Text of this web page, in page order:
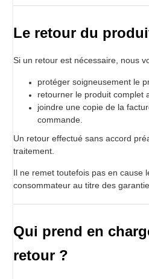
Le retour du
Si un retour est nécessaire, nous
protéger soigneusement le
retourner le produit complet
joindre une copie de la
commande.
Un retour effectué sans accord
traitement.
Il ne remet toutefois pas en cause
consommateur au titre des
Qui prend en
retour ?